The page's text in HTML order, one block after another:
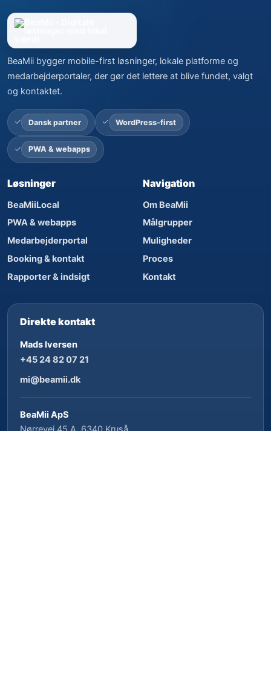
BeaMii bygger mobile-first løsninger, lokale platforme og
medarbejderportaler, der gør det lettere at blive fundet, valgt
og kontaktet.
Dansk partner WordPress-first
PWA & webapps
Løsninger
BeaMiiLocal
PWA & webapps
Medarbejderportal
Booking & kontakt
Rapporter & indsigt
Navigation
Om BeaMii
Målgrupper
Muligheder
Proces
Kontakt
Direkte kontakt
Mads Iversen
+45 24 82 07 21
mi@beamii.dk
BeaMii ApS
Nørrevej 45 A, 6340 Kruså